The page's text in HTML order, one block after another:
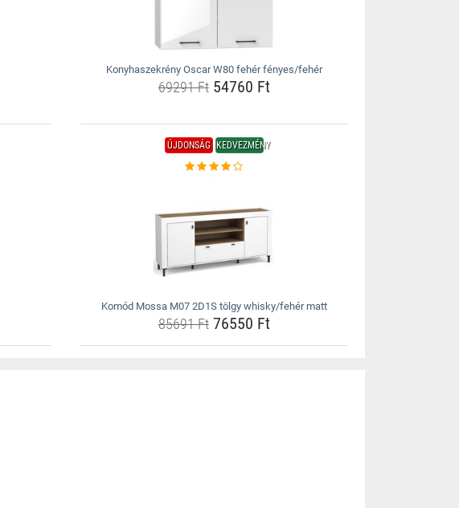
Konyhaszekrény Oscar W80 fehér fényes/fehér
69291 Ft54760 Ft
ÚJDONSÁG KEDVEZMÉNY
Komód Mossa M07 2D1S tölgy whisky/fehér matt
85691 Ft76550 Ft